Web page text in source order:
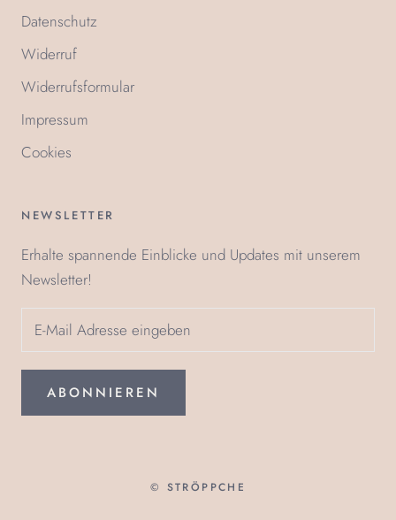
Datenschutz
Widerruf
Widerrufsformular
Impressum
Cookies
NEWSLETTER
Erhalte spannende Einblicke und Updates mit unserem
Newsletter!
ABONNIEREN
© STRÖPPCHE